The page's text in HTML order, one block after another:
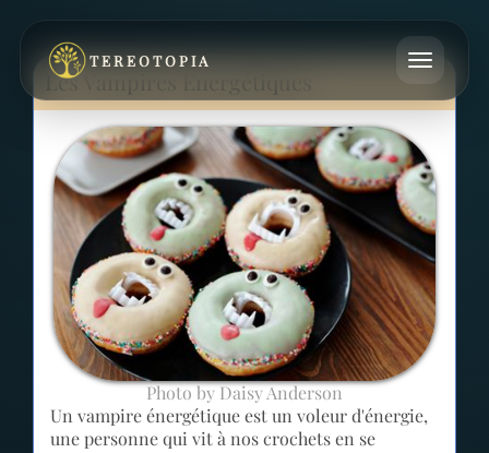
TEREOTOPIA
Les Vampires Energétiques
Photo by Daisy Anderson
Un vampire énergétique est un voleur d'énergie,
une personne qui vit à nos crochets en se